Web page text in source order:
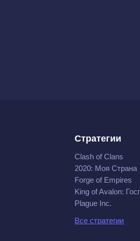
Стратегии
Clash of Clans
2020: Моя Cтрана
Forge of Empires
King of Avalon:
Plague Inc.
Все стратегии